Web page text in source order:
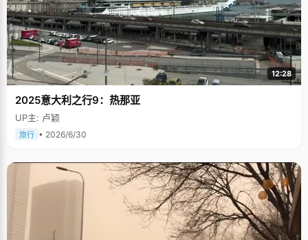
12:28
2025意大利之行9：热那亚
UP主: 卢颖
旅行 • 2026/6/30